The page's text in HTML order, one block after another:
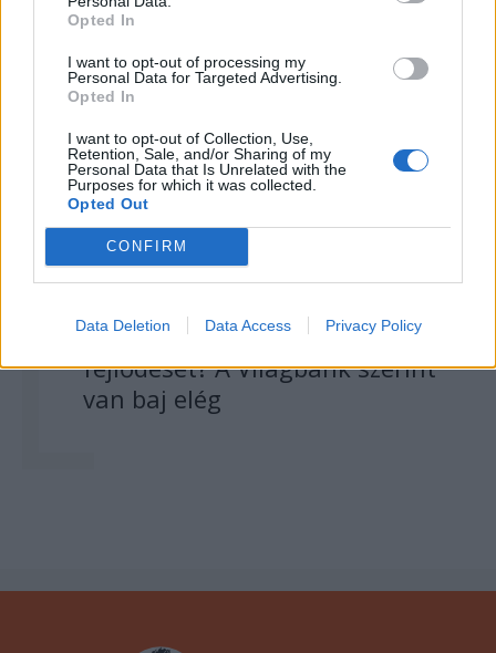
Opted In
I want to opt-out of processing my
Personal Data for Targeted Advertising.
Opted In
I want to opt-out of Collection, Use,
Retention, Sale, and/or Sharing of my
Personal Data that Is Unrelated with the
Purposes for which it was collected.
Opted Out
CONFIRM
Data Deletion Data Access Privacy Policy
Mi akadályozza Románia
fejlődését? A Világbank szerint
van baj elég